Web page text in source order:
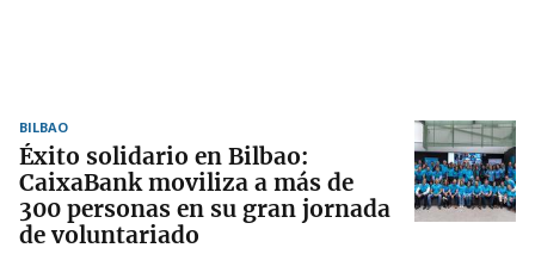
BILBAO
Éxito solidario en Bilbao:
CaixaBank moviliza a más de
300 personas en su gran jornada
de voluntariado